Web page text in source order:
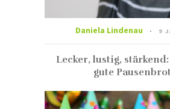
Daniela Lindenau 9
Lecker, lustig, stärkend:
gute